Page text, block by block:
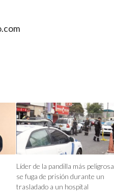
Líder de la pandilla más peligrosa
se fuga de prisión durante un
trasladado a un hospital